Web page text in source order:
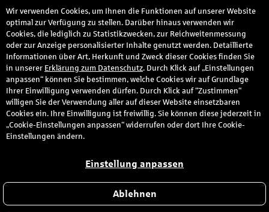
Anmeldung
Bitte melden Sie sich hier mit Ihrer E-Mail-Adresse und dem von
Ihnen gewählten Passwort an.
Sie sind zum ersten Mal hier?
Wir verwenden Cookies, um Ihnen die Funktionen auf unserer Website
optimal zur Verfügung zu stellen. Darüber hinaus verwenden wir
Cookies, die lediglich zu Statistikzwecken, zur Reichweitenmessung
oder zur Anzeige personalisierter Inhalte genutzt werden. Detaillierte
Informationen über Art, Herkunft und Zweck dieser Cookies finden Sie
in unserer Erklärung zum Datenschutz. Durch Klick auf „Einstellungen
anpassen“ können Sie bestimmen, welche Cookies wir auf Grundlage
Ihrer Einwilligung verwenden dürfen. Durch Klick auf “Zustimmen“
willigen Sie der Verwendung aller auf dieser Website einsetzbaren
Cookies ein. Ihre Einwilligung ist freiwillig. Sie können diese jederzeit in
„Cookie-Einstellungen anpassen“ widerrufen oder dort Ihre Cookie-
Einstellungen ändern.
Einstellung anpassen
Ablehnen